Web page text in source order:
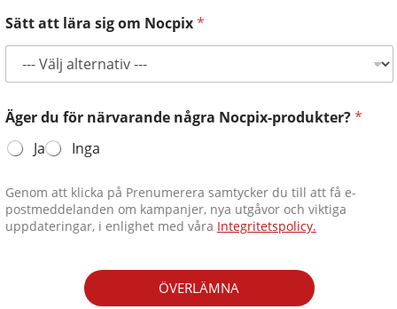
Sätt att lära sig om Nocpix*
Äger du för närvarande några Nocpix-produkter?*
Ja
Inga
Genom att klicka på Prenumerera samtycker du till att få e-
postmeddelanden om kampanjer, nya utgåvor och viktiga
uppdateringar, i enlighet med våra Integritetspolicy.
ÖVERLÄMNA